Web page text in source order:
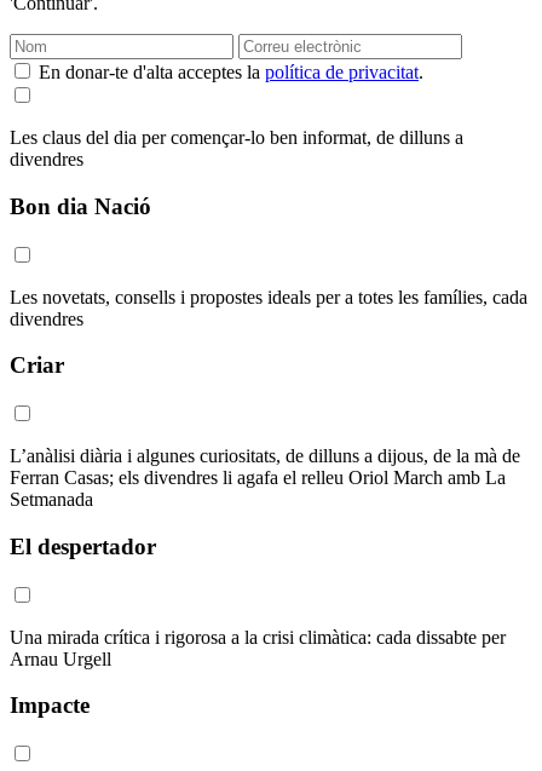
En donar-te d'alta acceptes la política de privacitat.
Les claus del dia per començar-lo ben informat, de dilluns a
divendres
Bon dia Nació
Les novetats, consells i propostes ideals per a totes les famílies, cada
divendres
Criar
L’anàlisi diària i algunes curiositats, de dilluns a dijous, de la mà de
Ferran Casas; els divendres li agafa el relleu Oriol March amb La
Setmanada
El despertador
Una mirada crítica i rigorosa a la crisi climàtica: cada dissabte per
Arnau Urgell
Impacte